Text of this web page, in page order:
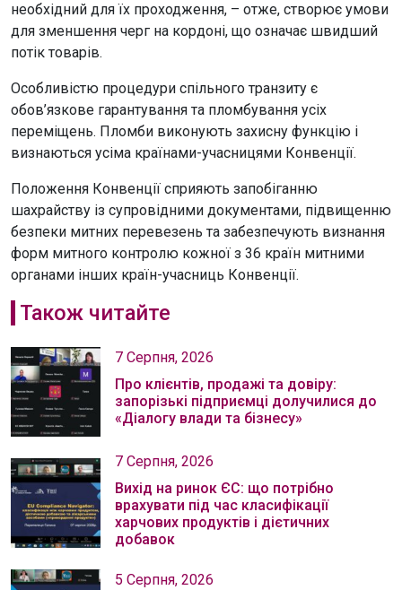
необхідний для їх проходження, – отже, створює умови
для зменшення черг на кордоні, що означає швидший
потік товарів.
Особливістю процедури спільного транзиту є
обов’язкове гарантування та пломбування усіх
переміщень. Пломби виконують захисну функцію і
визнаються усіма країнами-учасницями Конвенції.
Положення Конвенції сприяють запобіганню
шахрайству із супровідними документами, підвищенню
безпеки митних перевезень та забезпечують визнання
форм митного контролю кожної з 36 країн митними
органами інших країн-учасниць Конвенції.
Також читайте
7 Серпня, 2026
Про клієнтів, продажі та довіру:
запорізькі підприємці долучилися до
«Діалогу влади та бізнесу»
7 Серпня, 2026
Вихід на ринок ЄС: що потрібно
врахувати під час класифікації
харчових продуктів і дієтичних
добавок
5 Серпня, 2026